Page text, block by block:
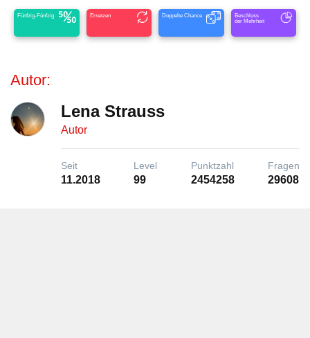
Fünfzig-Fünfzig Ersetzen Doppelte Chance
Beschluss
der Mehrheit
Autor:
Lena Strauss
Autor
Seit
11.2018
Level
99
Punktzahl
2454258
Fragen
29608